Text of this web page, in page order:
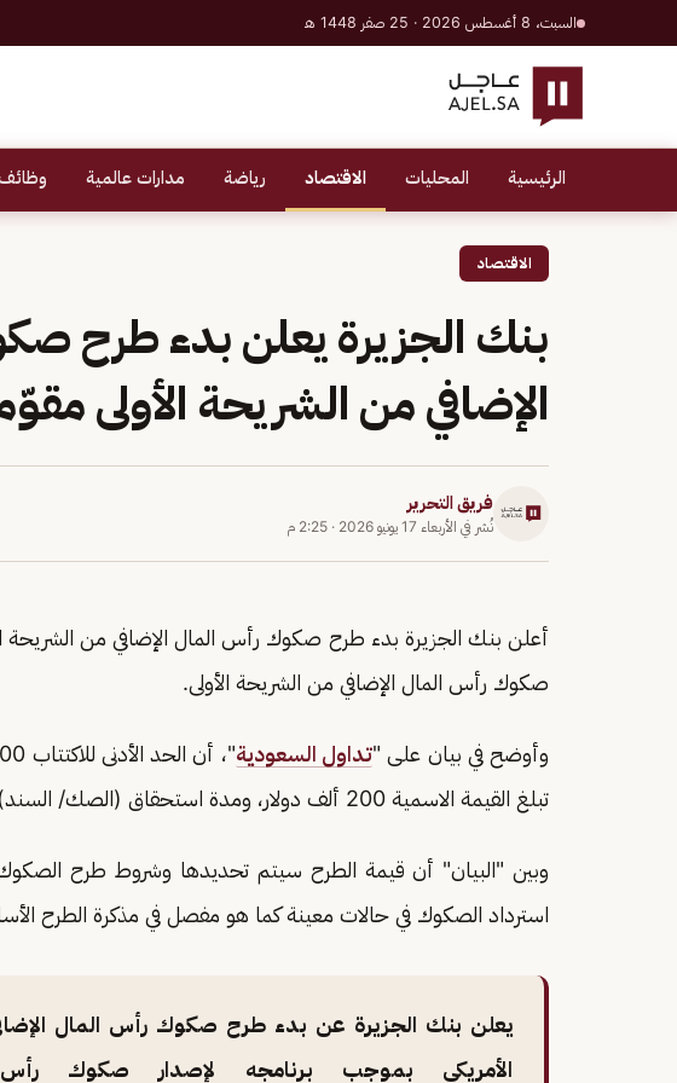
السبت، 8 أغسطس 2026 · 25 صفر 1448 هـ
الرئيسية المحليات الاقتصاد رياضة مدارات عالمية
الاقتصاد
بنك الجزيرة يعلن بدء طرح
الإضافي من الشريحة الأولى
فريق التحرير
نُشر في الأربعاء 17 يونيو 2026 · 2:25 م
أعلن بنك الجزيرة بدء طرح صكوك رأس المال الإضافي من الشريحة
صكوك رأس المال الإضافي من الشريحة الأولى.
وأوضح في بيان على "تداول السعودية
تبلغ القيمة الاسمية 200 ألف دولار، ومدة استحقاق (الصك/ السند) دائمة، قابلة للاسترداد بعد 5 سنوات.
وبين "البيان" أن قيمة الطرح سيتم تحديدها وشروط طرح
استرداد الصكوك في حالات معينة كما هو مفصل في مذكرة الطرح
يعلن بنك الجزيرة عن بدء طرح صكوك رأس المال الإضافي
الأمريكي بموجب برنامجه لإصدار صكوك